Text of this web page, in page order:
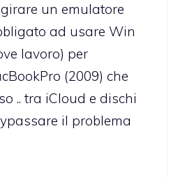
un emulatore
ad usare Win
lavoro) per
(2009) che
.. tra iCloud e dischi
il problema